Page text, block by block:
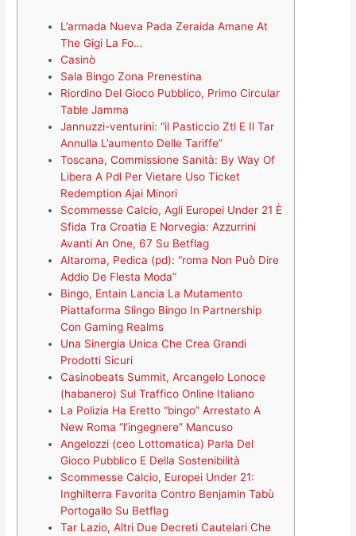
L’armada Nueva Pada Zeraida Amane At
The Gigi La Fo…
Casinò
Sala Bingo Zona Prenestina
Riordino Del Gioco Pubblico, Primo Circular
Table Jamma
Jannuzzi-venturini: “il Pasticcio Ztl E Il Tar
Annulla L’aumento Delle Tariffe”
Toscana, Commissione Sanità: By Way Of
Libera A Pdl Per Vietare Uso Ticket
Redemption Ajai Minori
Scommesse Calcio, Agli Europei Under 21 È
Sfida Tra Croatia E Norvegia: Azzurrini
Avanti An One, 67 Su Betflag
Altaroma, Pedica (pd): “roma Non Può Dire
Addio De Flesta Moda”
Bingo, Entain Lancia La Mutamento
Piattaforma Slingo Bingo In Partnership
Con Gaming Realms
Una Sinergia Unica Che Crea Grandi
Prodotti Sicuri
Casinobeats Summit, Arcangelo Lonoce
(habanero) Sul Traffico Online Italiano
La Polizia Ha Eretto “bingo” Arrestato A
New Roma “l’ingegnere” Mancuso
Angelozzi (ceo Lottomatica) Parla Del
Gioco Pubblico E Della Sostenibilità
Scommesse Calcio, Europei Under 21:
Inghilterra Favorita Contro Benjamin Tabù
Portogallo Su Betflag
Tar Lazio, Altri Due Decreti Cautelari Che